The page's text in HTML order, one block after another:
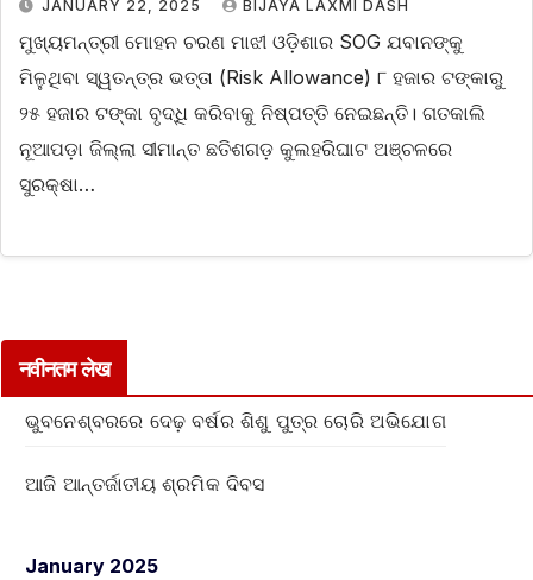
JANUARY 22, 2025 BIJAYA LAXMI DASH
ମୁଖ୍ୟମନ୍ତ୍ରୀ ମୋହନ ଚରଣ ମାଝୀ ଓଡ଼ିଶାର SOG ଯବାନଙ୍କୁ
ମିଳୁଥିବା ସ୍ୱତନ୍ତ୍ର ଭତ୍ତା (Risk Allowance) ୮ ହଜାର ଟଙ୍କାରୁ
୨୫ ହଜାର ଟଙ୍କା ବୃଦ୍ଧି କରିବାକୁ ନିଷ୍ପତ୍ତି ନେଇଛନ୍ତି। ଗତକାଲି
ନୂଆପଡ଼ା ଜିଲ୍ଲା ସୀମାନ୍ତ ଛତିଶଗଡ଼ କୁଲହରିଘାଟ ଅଞ୍ଚଳରେ
ସୁରକ୍ଷା…
नवीनतम लेख
ଭୁବନେଶ୍ବରରେ ଦେଢ଼ ବର୍ଷର ଶିଶୁ ପୁତ୍ର ଚୋରି ଅଭିଯୋଗ
ଆଜି ଆନ୍ତର୍ଜାତୀୟ ଶ୍ରମିକ ଦିବସ
January 2025